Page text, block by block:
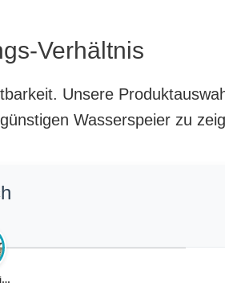
Verhältnis
Unsere
Wasserspeier zu
Wasserspeier Sp...